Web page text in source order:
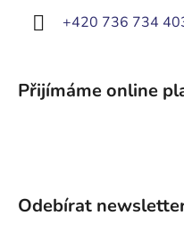
+420 736 734
Přijímáme online
Odebírat